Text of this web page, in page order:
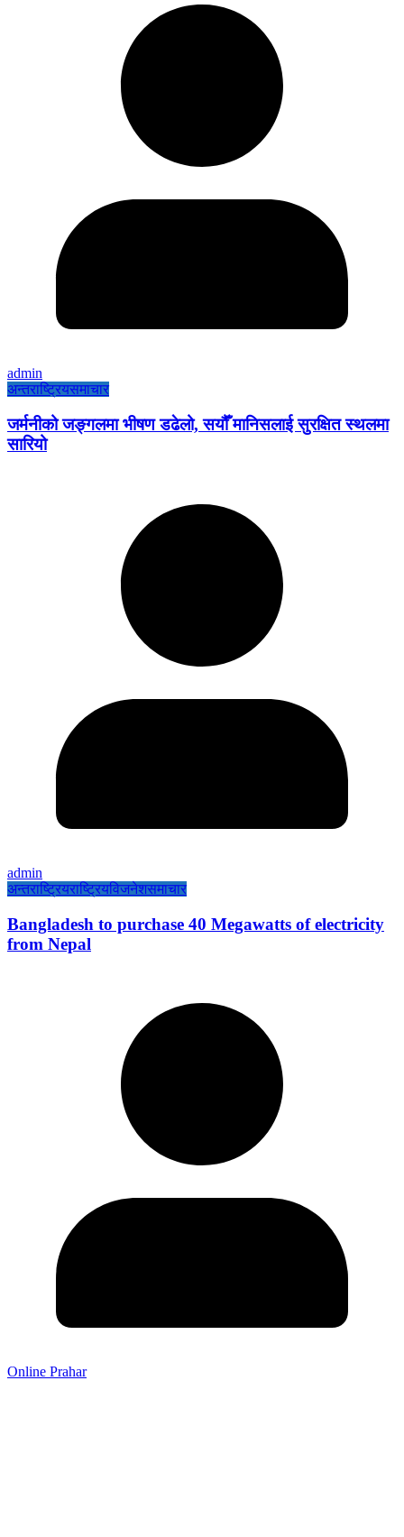
admin
अन्तराष्ट्रियसमाचार
जर्मनीको जङ्गलमा भीषण डढेलो, सयौँ मानिसलाई सुरक्षित स्थलमा
सारियो
admin
अन्तराष्ट्रियराष्ट्रियविजनेशसमाचार
Bangladesh to purchase 40 Megawatts of electricity
from Nepal
Online Prahar